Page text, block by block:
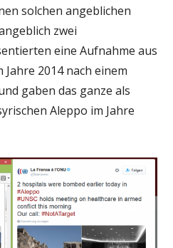
solchen angeblichen
zwei
eine Aufnahme aus
Jahre 2014 nach einem
gaben das ganze als
Aleppo im Jahre